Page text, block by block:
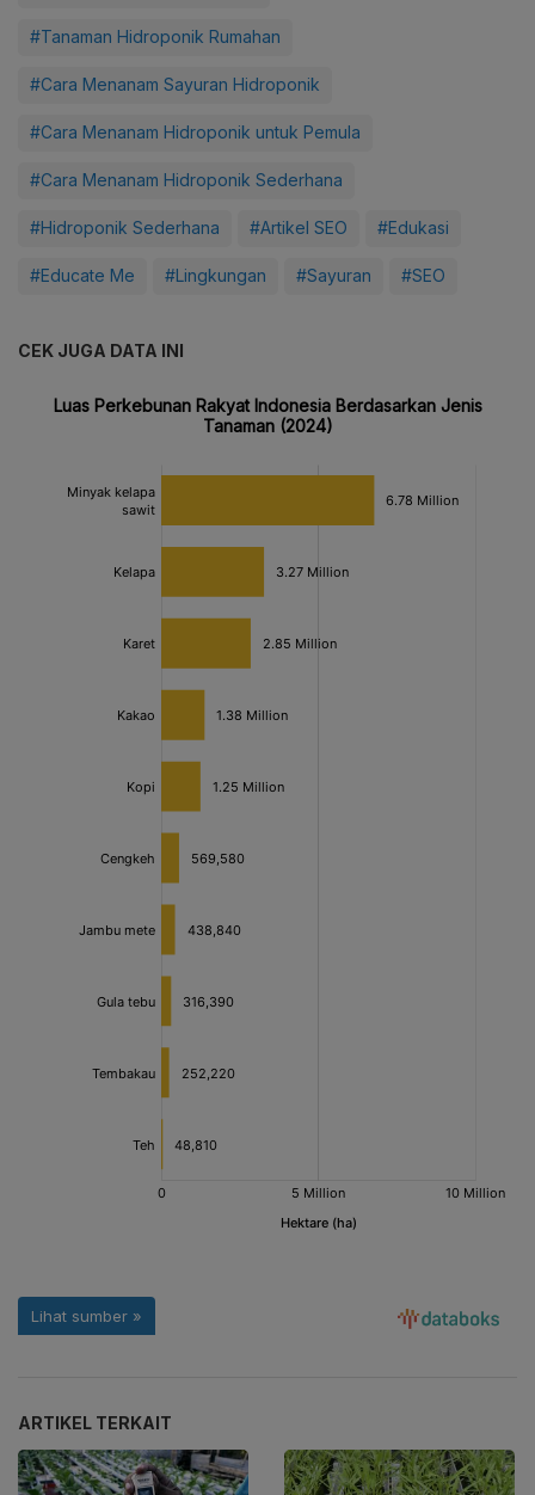
#Tanaman Hidroponik Rumahan
#Cara Menanam Sayuran Hidroponik
#Cara Menanam Hidroponik untuk Pemula
#Cara Menanam Hidroponik Sederhana
#Hidroponik Sederhana #Artikel SEO #Edukasi
#Educate Me #Lingkungan #Sayuran #SEO
CEK JUGA DATA INI
ARTIKEL TERKAIT